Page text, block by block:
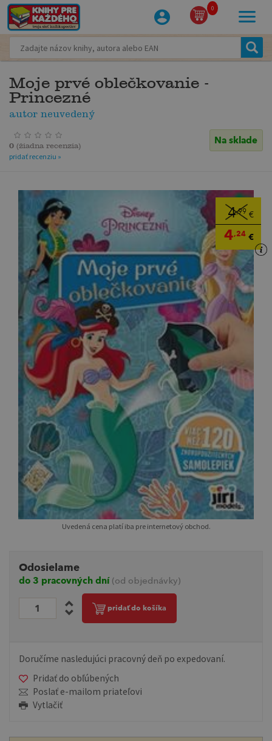
0
Moje prvé oblečkovanie -
Princezné
autor neuvedený
Na sklade
0 (žiadna recenzia)
pridať recenziu »
4,99 €
4,24 €
Uvedená cena platí iba pre internetový obchod.
Odosielame
do 3 pracovných dní (od objednávky)
pridať do košíka
Doručíme nasledujúci pracovný deň po expedovaní.
Pridať do obľúbených
Poslať e-mailom priateľovi
Vytlačiť